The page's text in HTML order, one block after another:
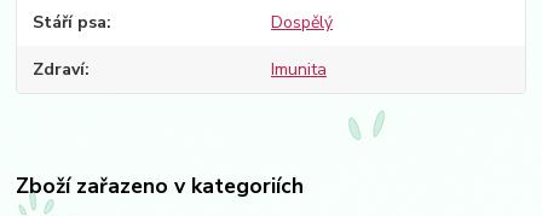
Stáří psa Dospělý
Zdraví Imunita
Zboží zařazeno v kategoriích